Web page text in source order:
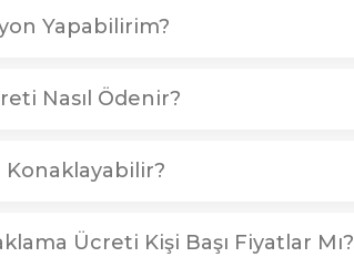
Yapabilirim?
Nasıl Ödenir?
Konaklayabilir?
Ücreti Kişi Başı Fiyatlar Mı?